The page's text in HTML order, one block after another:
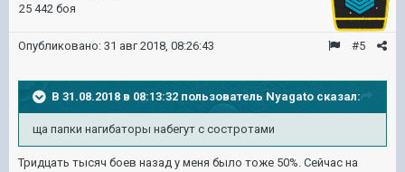
25 442 боя
#5
Опубликовано: 31 авг 2018, 08:26:43
В 31.08.2018 в 08:13:32 пользователь Nyagato сказал:
ща папки нагибаторы набегут с состротами
Тридцать тысяч боев назад у меня было тоже 50%. Сейчас на